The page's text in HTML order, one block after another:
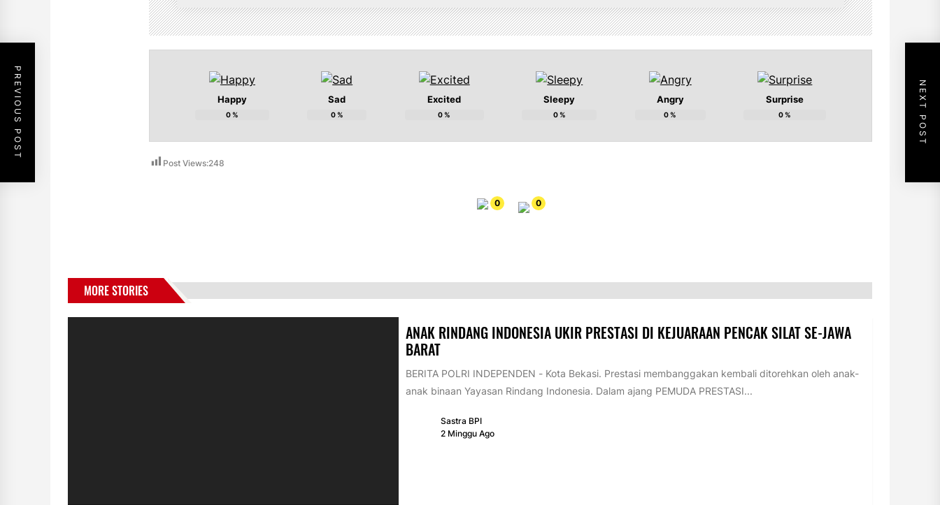
Happy
0%
Sad
0%
Excited
0%
Sleepy
0%
Angry
0%
Surprise
0%
Post Views:248
0 0
PREVIOUS POST NEXT POST
MORE STORIES
ANAK RINDANG INDONESIA UKIR PRESTASI DI KEJUARAAN PENCAK SILAT SE-JAWA
BARAT
BERITA POLRI INDEPENDEN - Kota Bekasi. Prestasi membanggakan kembali ditorehkan oleh anak-
anak binaan Yayasan Rindang Indonesia. Dalam ajang PEMUDA PRESTASI...
Sastra BPI
2 Minggu Ago